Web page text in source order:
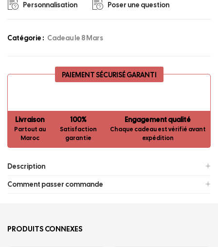
Personnalisation Poser une question
Catégorie : Cadeau le 8 Mars
PAIEMENT SÉCURISÉ GARANTI
Livraison
Partout au
Maroc
100%
Satisfaction
garantie
Engagement qualité
Chaque cadeau est vérifié avant
expédition
Description
Comment passer commande
PRODUITS CONNEXES